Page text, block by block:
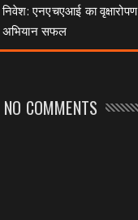
निवेश: एनएचएआई का वृक्षारोपण
अभियान सफल
NO COMMENTS